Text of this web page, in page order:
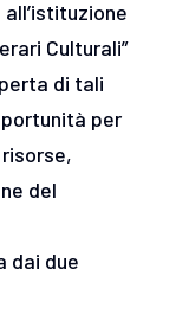
Culturali”
di tali
per
del
dai due